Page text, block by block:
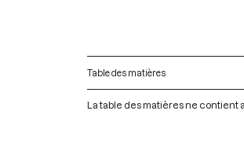
Table des matières
La table des matières ne contient